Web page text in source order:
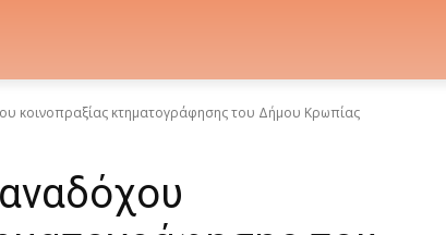
κοινοπραξίας κτηματογράφησης του Δήμου Κρωπίας